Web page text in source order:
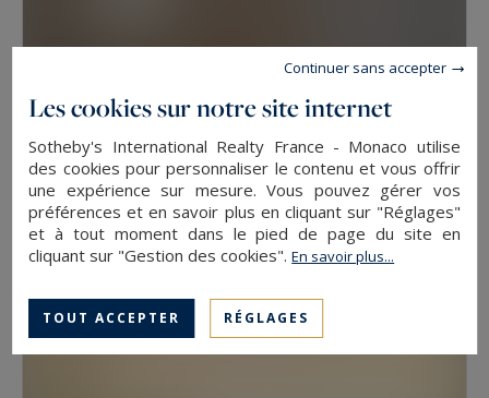
Monaco
APPARTEMENT DE LUXE 62M² 3PIÈCES
9 200 € / mois
Les cookies sur notre site internet
Sotheby's International Realty France - Monaco utilise
des cookies pour personnaliser le contenu et vous offrir
une expérience sur mesure. Vous pouvez gérer vos
préférences et en savoir plus en cliquant sur "Réglages"
et à tout moment dans le pied de page du site en
cliquant sur "Gestion des cookies".En savoir plus...
TOUT ACCEPTER RÉGLAGES
Continuer sans accepter